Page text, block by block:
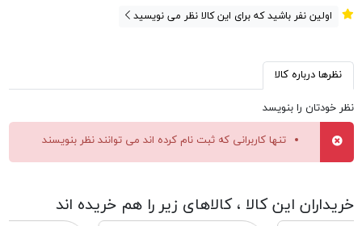
اولین نفر باشید که برای این کالا نظر می نویسید
نظرها درباره کالا
نظر خودتان را بنویسد
تنها کاربرانی که ثبت نام کرده اند می توانند نظر بنویسند
خریداران این کالا ، کالاهای زیر را هم خریده اند